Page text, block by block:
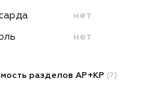
нет
нет
разделов АР+КР (?)